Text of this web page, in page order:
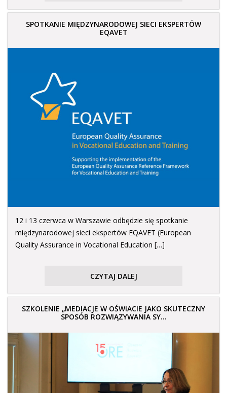
SPOTKANIE MIĘDZYNARODOWEJ SIECI EKSPERTÓW
EQAVET
12 i 13 czerwca w Warszawie odbędzie się spotkanie
międzynarodowej sieci ekspertów EQAVET (European
Quality Assurance in Vocational Education […]
CZYTAJ DALEJ
SZKOLENIE „MEDIACJE W OŚWIACIE JAKO SKUTECZNY
SPOSÓB ROZWIĄZYWANIA SY...